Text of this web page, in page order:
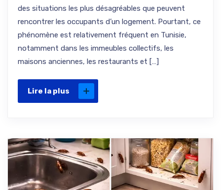
des situations les plus désagréables que peuvent
rencontrer les occupants d’un logement. Pourtant, ce
phénomène est relativement fréquent en Tunisie,
notamment dans les immeubles collectifs, les
maisons anciennes, les restaurants et […]
Lire la plus